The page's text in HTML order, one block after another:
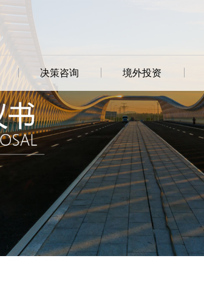
决策咨询 境外投资